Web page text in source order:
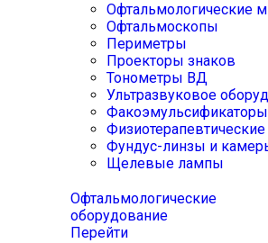
Офтальмологические
Офтальмоскопы
Периметры
Проекторы знаков
Тонометры ВД
Ультразвуковое
Факоэмульсификаторы
Фундус-линзы и
Щелевые лампы
Офтальмологические
оборудование
Перейти